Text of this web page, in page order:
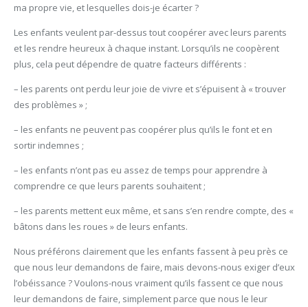
ma propre vie, et lesquelles dois-je écarter ?
Les enfants veulent par-dessus tout coopérer avec leurs parents
et les rendre heureux à chaque instant. Lorsqu’ils ne coopèrent
plus, cela peut dépendre de quatre facteurs différents :
– les parents ont perdu leur joie de vivre et s’épuisent à « trouver
des problèmes » ;
– les enfants ne peuvent pas coopérer plus qu’ils le font et en
sortir indemnes ;
– les enfants n’ont pas eu assez de temps pour apprendre à
comprendre ce que leurs parents souhaitent ;
– les parents mettent eux même, et sans s’en rendre compte, des «
bâtons dans les roues » de leurs enfants.
Nous préférons clairement que les enfants fassent à peu près ce
que nous leur demandons de faire, mais devons-nous exiger d’eux
l’obéissance ? Voulons-nous vraiment qu’ils fassent ce que nous
leur demandons de faire, simplement parce que nous le leur